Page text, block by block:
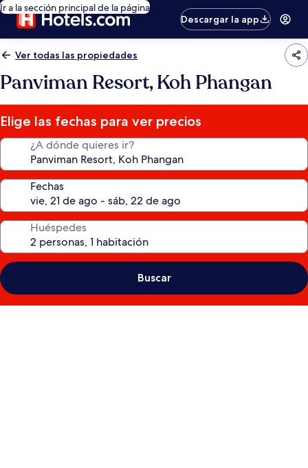
Ir a la sección principal de la página
Descargar la app
Ver todas las propiedades
Panviman Resort, Koh Phangan
Elige las fechas para ver precios
¿A dónde quieres ir?
Fechas
Huéspedes
Buscar